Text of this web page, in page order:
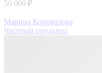
50 000 ₽
Марина Коновалова
Частный продавец